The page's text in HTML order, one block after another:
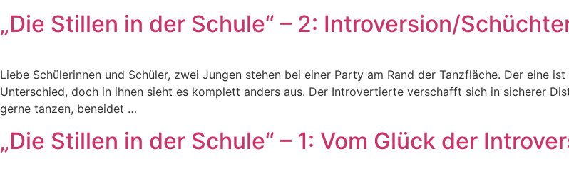
„Die Stillen in der Schule“ – 2: Introversion/
Liebe Schülerinnen und Schüler, zwei Jungen stehen bei einer Party am Rand der Tanzfläche. Der eine
Unterschied, doch in ihnen sieht es komplett anders aus. Der Introvertierte verschafft sich in sicherer
gerne tanzen, beneidet …
„Die Stillen in der Schule“ – 1: Vom Glück der